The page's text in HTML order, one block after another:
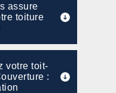
assure
toiture
votre toit-
: